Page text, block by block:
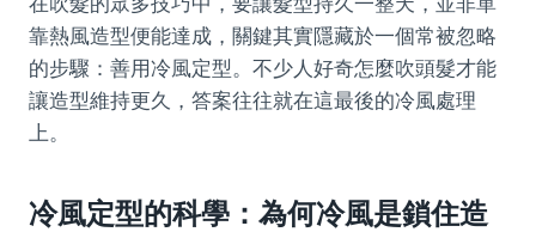
靠熱風造型便能達成，關鍵其實隱藏於一個常被忽略
的步驟：善用冷風定型。不少人好奇怎麼吹頭髮才能
讓造型維持更久，答案往往就在這最後的冷風處理
上。
冷風定型的科學：為何冷風是鎖住造